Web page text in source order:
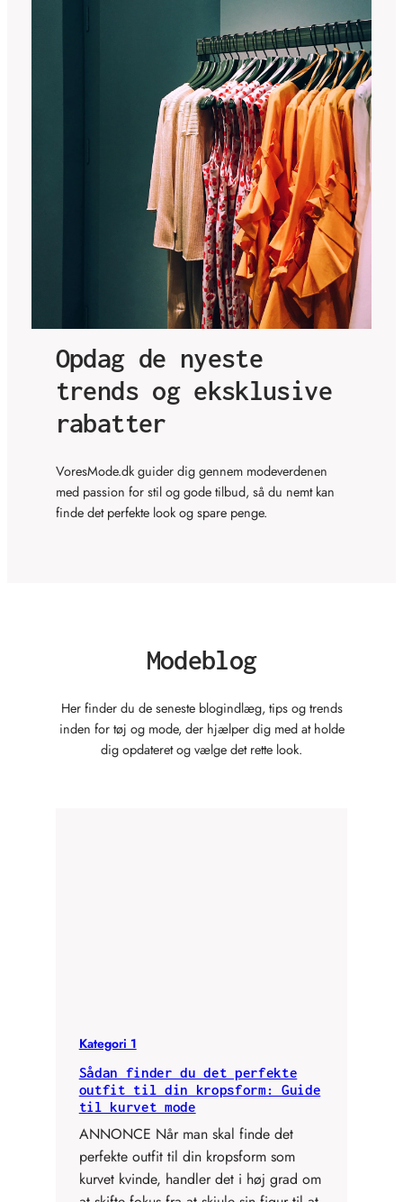
Opdag de nyeste
trends og eksklusive
rabatter
VoresMode.dk guider dig gennem modeverdenen
med passion for stil og gode tilbud, så du nemt kan
finde det perfekte look og spare penge.
Modeblog
Her finder du de seneste blogindlæg, tips og trends
inden for tøj og mode, der hjælper dig med at holde
dig opdateret og vælge det rette look.
Kategori 1
Sådan finder du det perfekte
outfit til din kropsform: Guide
til kurvet mode
ANNONCE Når man skal finde det
perfekte outfit til din kropsform som
kurvet kvinde, handler det i høj grad om